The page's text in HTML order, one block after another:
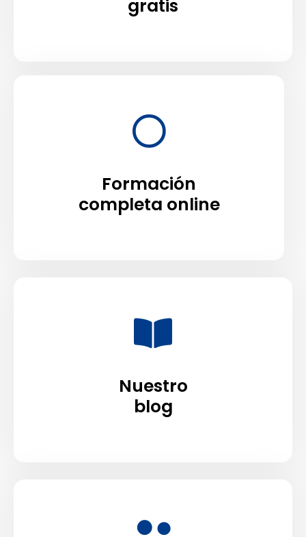
gratis
Formación
completa online
Nuestro
blog